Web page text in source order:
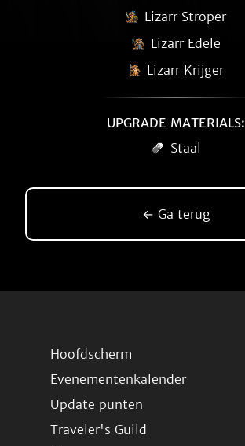
Lizarr Stroper
Lizarr Edele
Lizarr Krijger
UPGRADE MATERIALS:
Staal
← Ga terug
Hoofdscherm
Evenementenkalender
Update punten
Traveler's Guild